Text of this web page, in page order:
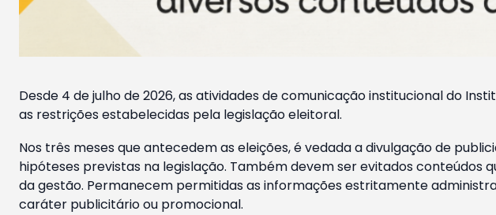
Desde 4 de julho de 2026, as atividades de comunicação institucional do
as restrições estabelecidas pela legislação eleitoral.
Nos três meses que antecedem as eleições, é vedada a divulgação de
hipóteses previstas na legislação. Também devem ser evitados conteúdos
da gestão. Permanecem permitidas as informações estritamente
caráter publicitário ou promocional.